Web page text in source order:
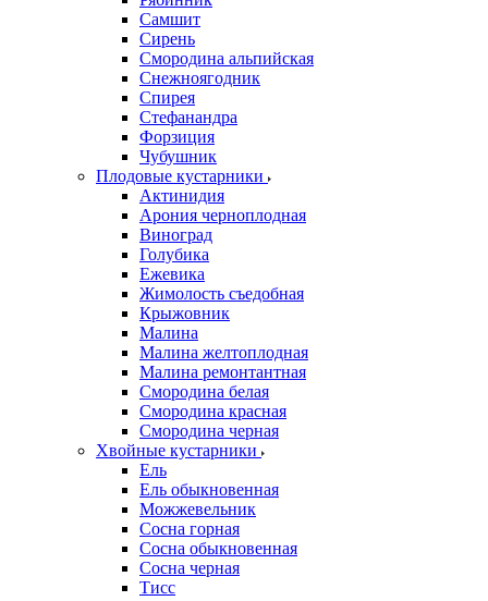
Самшит
Сирень
Смородина альпийская
Снежноягодник
Спирея
Стефанандра
Форзиция
Чубушник
Плодовые кустарники
Актинидия
Арония черноплодная
Виноград
Голубика
Ежевика
Жимолость съедобная
Крыжовник
Малина
Малина желтоплодная
Малина ремонтантная
Смородина белая
Смородина красная
Смородина черная
Хвойные кустарники
Ель
Ель обыкновенная
Можжевельник
Сосна горная
Сосна обыкновенная
Сосна черная
Тисс